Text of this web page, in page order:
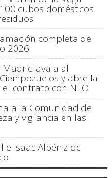
cubos domésticos
completa de
2026
Madrid avala al
y abre la
contrato con NEO
a la Comunidad de
y vigilancia en las
Isaac Albéniz de